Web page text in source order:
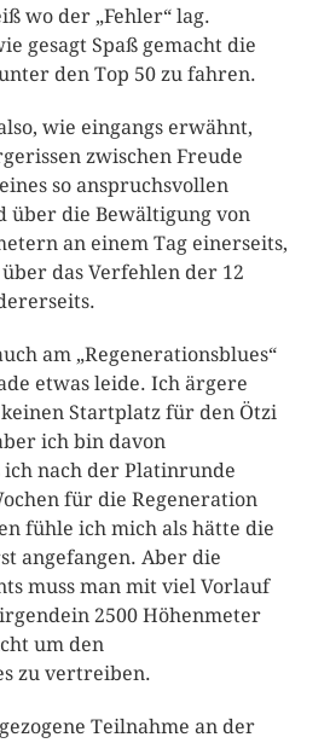
wo der „Fehler“ lag.
gesagt Spaß gemacht die
den Top 50 zu fahren.
wie eingangs erwähnt,
zwischen Freude
so anspruchsvollen
über die Bewältigung von
an einem Tag einerseits,
das Verfehlen der 12
am „Regenerationsblues“
etwas leide. Ich ärgere
Startplatz für den Ötzi
ich bin davon
ich nach der Platinrunde
für die Regeneration
fühle ich mich als hätte die
angefangen. Aber die
muss man mit viel Vorlauf
2500 Höhenmeter
um den
zu vertreiben.
Teilnahme an der